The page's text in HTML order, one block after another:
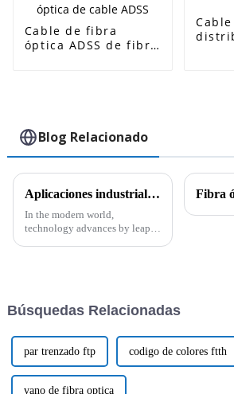
Cable de fibra
óptica ADSS de fibra
ADSSBlog Relacionado
Aplicaciones industriales de los cables CAT6A CAT7 y CAT8 y sus características técnicas
In the modern world,
technology advances by leaps
Búsquedas Relacionadas
par trenzado ftp codigo de colores ftth
vano de fibra optica